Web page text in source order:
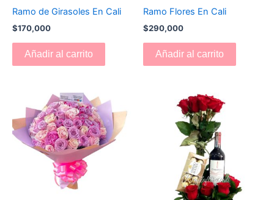
Ramo de Girasoles En Cali
$170,000
Añadir al carrito
Ramo Flores En Cali
$290,000
Añadir al carrito